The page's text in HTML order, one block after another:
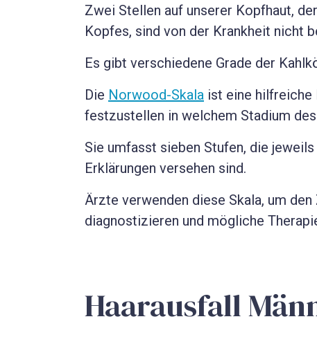
Zwei Stellen auf unserer Kopfhaut,
Kopfes, sind von der Krankheit nicht
Es gibt verschiedene Grade der
Die Norwood-Skala ist eine hilfreiche
festzustellen in welchem Stadium
Sie umfasst sieben Stufen, die
Erklärungen versehen sind.
Ärzte verwenden diese Skala, um
diagnostizieren und mögliche
Haarausfall